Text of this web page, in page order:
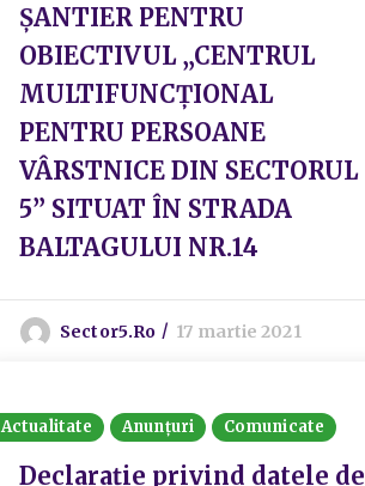
ȘANTIER PENTRU
OBIECTIVUL „CENTRUL
MULTIFUNCȚIONAL
PENTRU PERSOANE
VÂRSTNICE DIN SECTORUL
5” SITUAT ÎN STRADA
BALTAGULUI NR.14
Sector5.ro 17 martie 2021
Actualitate Anunțuri Comunicate
Declarație privind datele de